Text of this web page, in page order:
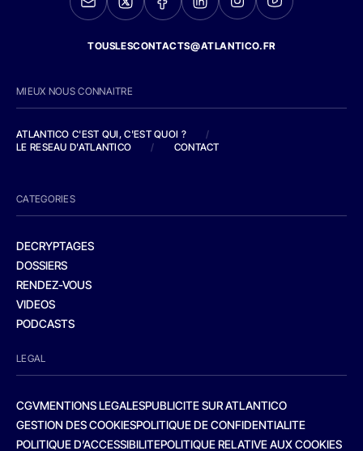
TOUSLESCONTACTS@ATLANTICO.FR
MIEUX NOUS CONNAITRE
ATLANTICO C'EST QUI, C'EST QUOI ?
/
LE RESEAU D'ATLANTICO
/ CONTACT
CATEGORIES
DECRYPTAGES
DOSSIERS
RENDEZ-VOUS
VIDEOS
PODCASTS
LEGAL
CGVMENTIONS LEGALESPUBLICITE SUR ATLANTICO
GESTION DES COOKIESPOLITIQUE DE CONFIDENTIALITE
POLITIQUE D’ACCESSIBILITEPOLITIQUE RELATIVE AUX COOKIES